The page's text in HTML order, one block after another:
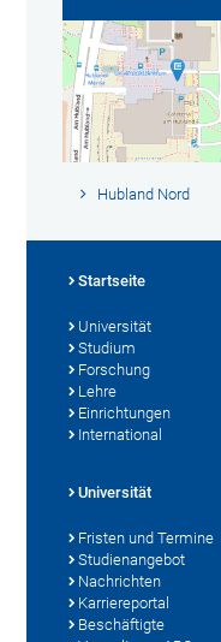
Hubland Nord
Startseite
Universität
Studium
Forschung
Lehre
Einrichtungen
International
Universität
Fristen und Termine
Studienangebot
Nachrichten
Karriereportal
Beschäftigte